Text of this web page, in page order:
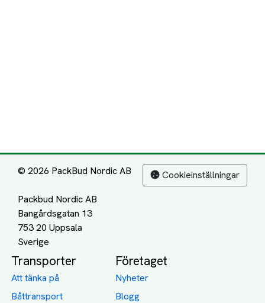
© 2026 PackBud Nordic AB
Packbud Nordic AB
Bangårdsgatan 13
753 20 Uppsala
Cookieinställningar
Transporter
Att tänka på
Båttransport
Företaget
Nyheter
Blogg